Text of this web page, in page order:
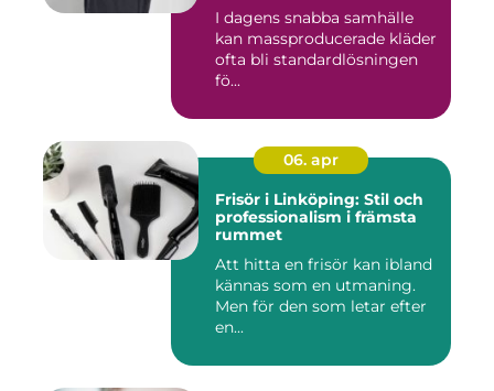
I dagens snabba samhälle
kan massproducerade kläder
ofta bli standardlösningen
fö...
06. apr
Frisör i Linköping: Stil och
professionalism i främsta
rummet
Att hitta en frisör kan ibland
kännas som en utmaning.
Men för den som letar efter
en...